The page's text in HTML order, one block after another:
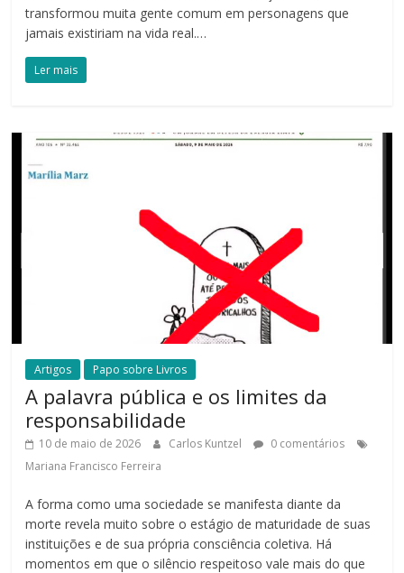
transformou muita gente comum em personagens que
jamais existiriam na vida real.…
Ler mais
Artigos Papo sobre Livros
A palavra pública e os limites da
responsabilidade
10 de maio de 2026 Carlos Kuntzel
0 comentários
Mariana Francisco Ferreira
A forma como uma sociedade se manifesta diante da
morte revela muito sobre o estágio de maturidade de suas
instituições e de sua própria consciência coletiva. Há
momentos em que o silêncio respeitoso vale mais do que